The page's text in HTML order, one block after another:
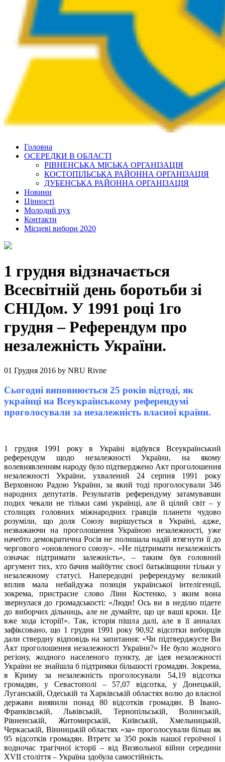
Головна
ОСЕРЕДКИ В ОБЛАСТІ
РІВНЕНСЬКА МІСЬКА ОРГАНІЗАЦІЯ
КОСТОПІЛЬСЬКА РАЙОННА ОРГАНІЗАЦІЯ
ДУБЕНСЬКА РАЙОННА ОРГАНІЗАЦІЯ
Новини
Цінності
Молодий рух
Контакти
Місцеві вибори 2020
1 грудня відзначається
Всесвітній день боротьби зі
СНІДом. У 1991 році 1го
грудня – Референдум про
незалежність України.
01 Грудня 2016 by NRU Rivne
Сьогодні виповнюється 25 років відтоді, як
українці на Всеукраїнському референдумі
проголосували за незалежність власної країни.
1 грудня 1991 року в Україні відбувся Всеукраїнський
референдум щодо незалежності України, на якому
волевиявленням народу було підтверджено Акт проголошення
незалежності України, ухвалений 24 серпня 1991 року
Верховною Радою України, за який тоді проголосували 346
народних депутатів. Результатів референдуму затамувавши
подих чекали не тільки самі українці, але й цілий світ – у
столицях головних міжнародних гравців планети чудово
розуміли, що доля Союзу вирішується в Україні, адже,
незважаючи на проголошення Україною незалежності, уже
начебто демократична Росія не полишала надій втягнути її до
чергового «оновленого союзу». «Не підтримати незалежність
означає підтримати залежність», – таким був головний
аргумент тих, хто бачив майбутнє своєї батьківщини тільки у
незалежному статусі. Напередодні референдуму великий
вплив мала небайдужа позиція української інтелігенції,
зокрема, пристрасне слово Ліни Костенко, з яким вона
звернулася до громадськості: «Люди! Ось ви в неділю підете
до виборчих дільниць, але не думайте, що це ваші кроки. Це
вже хода історії!». Так, історія пішла далі, але в її анналах
зафіксовано, що 1 грудня 1991 року 90,92 відсотки виборців
дали ствердну відповідь на запитання: «Чи підтверджуєте Ви
Акт проголошення незалежності України?» Не було жодного
регіону, жодного населеного пункту, де ідея незалежності
України не знайшла б підтримки більшості громадян. Зокрема,
в Криму за незалежність проголосували 54,19 відсотка
громадян, у Севастополі – 57,07 відсотка, у Донецькій,
Луганській, Одеській та Харківській областях волю до власної
держави виявили понад 80 відсотків громадян. В Івано-
Франківській, Львівській, Тернопільській, Волинській,
Рівненській, Житомирській, Київській, Хмельницькій,
Черкаській, Вінницькій областях «за» проголосували більш як
95 відсотків громадян. Втретє за 350 років нашої героїчної і
водночас трагічної історії – від Визвольної війни середини
ХVІІ століття – Україна здобула самостійність.